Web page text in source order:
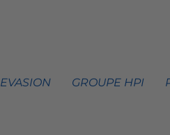
GROUPE HPI